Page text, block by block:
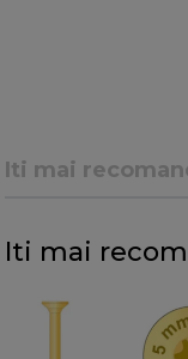
Iti mai
Iti mai